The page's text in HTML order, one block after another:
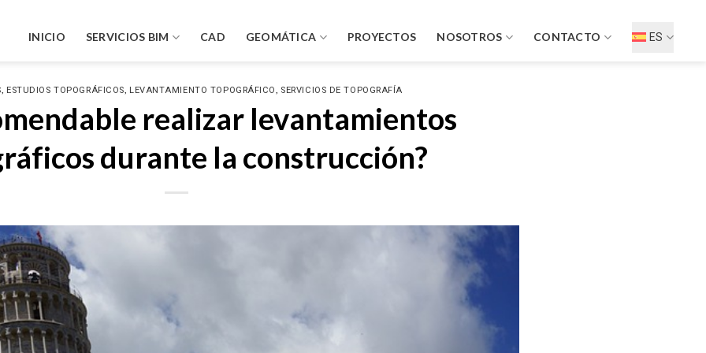
INICIO SERVICIOS BIM CAD GEOMÁTICA PROYECTOS NOSOTROS CONTACTO ES
ESTUDIOS TOPOGRÁFICOS LEVANTAMIENTO TOPOGRÁFICO SERVICIOS DE TOPOGRAFÍA
realizar levantamientos
durante la construcción?